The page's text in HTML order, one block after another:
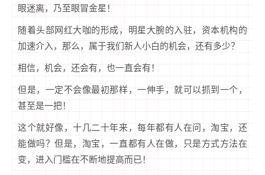
眼迷离，乃至眼冒金星！
随着头部网红大咖的形成，明星大腕的入驻，资本机构的
加速介入，那么，属于我们新人小白的机会，还有多少？
相信，机会，还会有，也一直会有！
但是，一定不会像最初那样，一伸手，就可以抓到一个，
甚至是一把！
这个就好像，十几二十年来，每年都有人在问，淘宝，还
能做吗？但是，淘宝，一直都有人在做，只是方式方法在
变，进入门槛在不断地提高而已！